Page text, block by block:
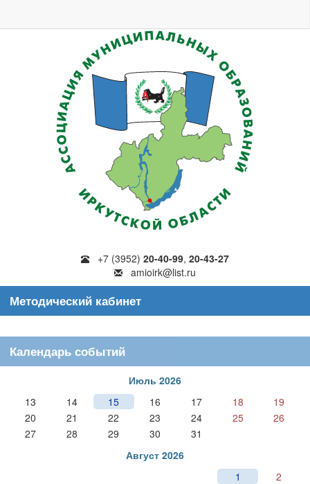
+7 (3952) 20-40-99, 20-43-27
amioirk@list.ru
Методический кабинет
Календарь событий
Июль 2026
13
14 15 16 17 18
19
20
21 22 23 24 25
26
27
28 29 30
31
Август 2026
1
2